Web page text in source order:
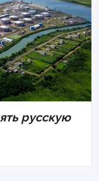
русскую